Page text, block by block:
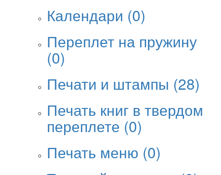
Календари (0)
Переплет на пружину
(0)
Печати и штампы (28)
Печать книг в твердом
переплете (0)
Печать меню (0)